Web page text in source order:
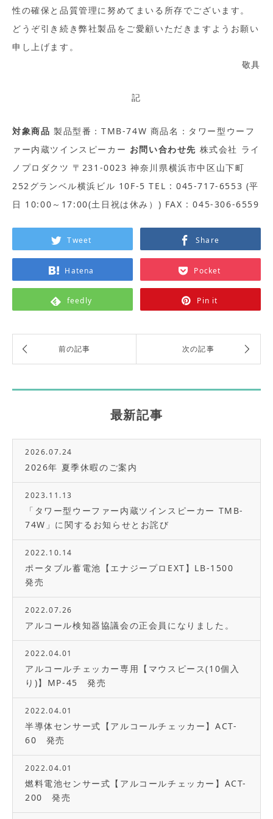
性の確保と品質管理に努めてまいる所存でございます。
どうぞ引き続き弊社製品をご愛顧いただきますようお願い
申し上げます。
敬具
記
対象商品 製品型番：TMB-74W 商品名：タワー型ウーフ
ァー内蔵ツインスピーカー お問い合わせ先 株式会社 ライ
ノプロダクツ 〒231-0023 神奈川県横浜市中区山下町
252グランベル横浜ビル 10F-5 TEL : 045-717-6553 (平
日 10:00～17:00(土日祝は休み）) FAX : 045-306-6559
Tweet Share
Hatena Pocket
feedly Pin it
最新記事
2026.07.24
2026年 夏季休暇のご案内
2023.11.13
「タワー型ウーファー内蔵ツインスピーカー TMB-
74W」に関するお知らせとお詫び
2022.10.14
ポータブル蓄電池【エナジープロEXT】LB-1500
発売
2022.07.26
アルコール検知器協議会の正会員になりました。
2022.04.01
アルコールチェッカー専用【マウスピース(10個入
り)】MP-45 発売
2022.04.01
半導体センサー式【アルコールチェッカー】ACT-
60 発売
2022.04.01
燃料電池センサー式【アルコールチェッカー】ACT-
200 発売